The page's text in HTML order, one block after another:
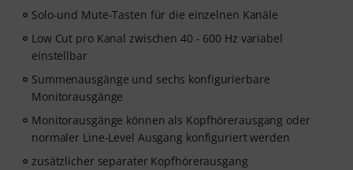
Solo-und Mute-Tasten für die einzelnen Kanäle
Low Cut pro Kanal zwischen 40 - 600 Hz variabel
einstellbar
Summenausgänge und sechs konfigurierbare
Monitorausgänge
Monitorausgänge können als Kopfhörerausgang oder
normaler Line-Level Ausgang konfiguriert werden
zusätzlicher separater Kopfhörerausgang